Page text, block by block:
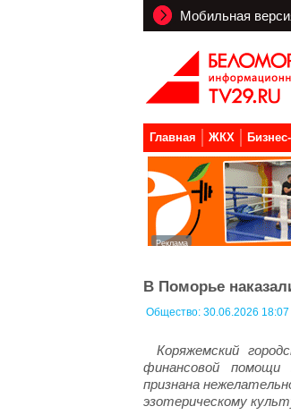
Мобильная
Главная ЖКХ
В Поморье
Общество: 30.06.2026
Коряжемский
финансовой помощи
признана
эзотерическому